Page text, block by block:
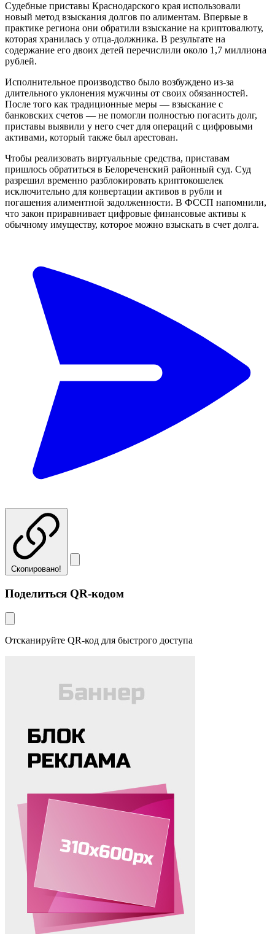
Судебные приставы Краснодарского края использовали
новый метод взыскания долгов по алиментам. Впервые в
практике региона они обратили взыскание на криптовалюту,
которая хранилась у отца-должника. В результате на
содержание его двоих детей перечислили около 1,7 миллиона
рублей.
Исполнительное производство было возбуждено из-за
длительного уклонения мужчины от своих обязанностей.
После того как традиционные меры — взыскание с
банковских счетов — не помогли полностью погасить долг,
приставы выявили у него счет для операций с цифровыми
активами, который также был арестован.
Чтобы реализовать виртуальные средства, приставам
пришлось обратиться в Белореченский районный суд. Суд
разрешил временно разблокировать криптокошелек
исключительно для конвертации активов в рубли и
погашения алиментной задолженности. В ФССП напомнили,
что закон приравнивает цифровые финансовые активы к
обычному имуществу, которое можно взыскать в счет долга.
Скопировано!
Поделиться QR-кодом
Отсканируйте QR-код для быстрого доступа